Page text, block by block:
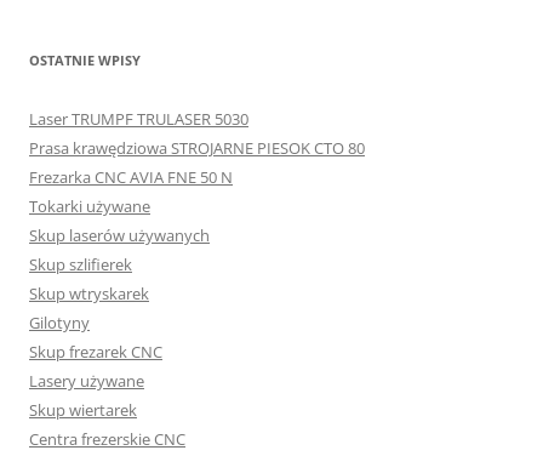
OSTATNIE WPISY
Laser TRUMPF TRULASER 5030
Prasa krawędziowa STROJARNE PIESOK CTO 80
Frezarka CNC AVIA FNE 50 N
Tokarki używane
Skup laserów używanych
Skup szlifierek
Skup wtryskarek
Gilotyny
Skup frezarek CNC
Lasery używane
Skup wiertarek
Centra frezerskie CNC